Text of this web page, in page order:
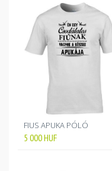
FIUS APUKA PÓLÓ
5 000HUF